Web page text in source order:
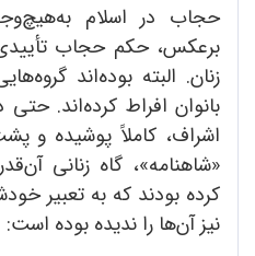
حجاب در اسلام
برعکس، حکم حجاب
زنان. البته بوده‌اند
بانوان افراط کرده‌اند.
اشراف، کاملاً پوشیده و
«شاهنامه»، گاه زنانی
کرده بودند که به تعبیر
نیز آن‌ها را ندیده بوده است: